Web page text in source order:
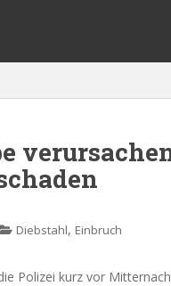
Diebstahl, Einbruch
Polizei kurz vor